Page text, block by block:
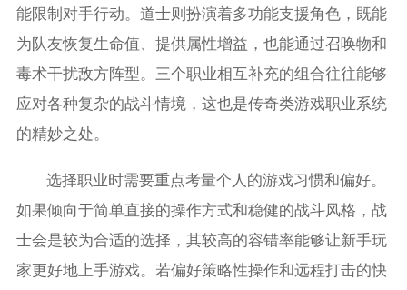
能限制对手行动。道士则扮演着多功能支援角色，既能
为队友恢复生命值、提供属性增益，也能通过召唤物和
毒术干扰敌方阵型。三个职业相互补充的组合往往能够
应对各种复杂的战斗情境，这也是传奇类游戏职业系统
的精妙之处。
选择职业时需要重点考量个人的游戏习惯和偏好。
如果倾向于简单直接的操作方式和稳健的战斗风格，战
士会是较为合适的选择，其较高的容错率能够让新手玩
家更好地上手游戏。若偏好策略性操作和远程打击的快